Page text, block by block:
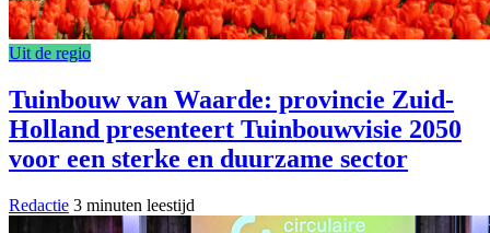
Uit de regio
Tuinbouw van Waarde: provincie Zuid-
Holland presenteert Tuinbouwvisie 2050
voor een sterke en duurzame sector
Redactie 3 minuten leestijd